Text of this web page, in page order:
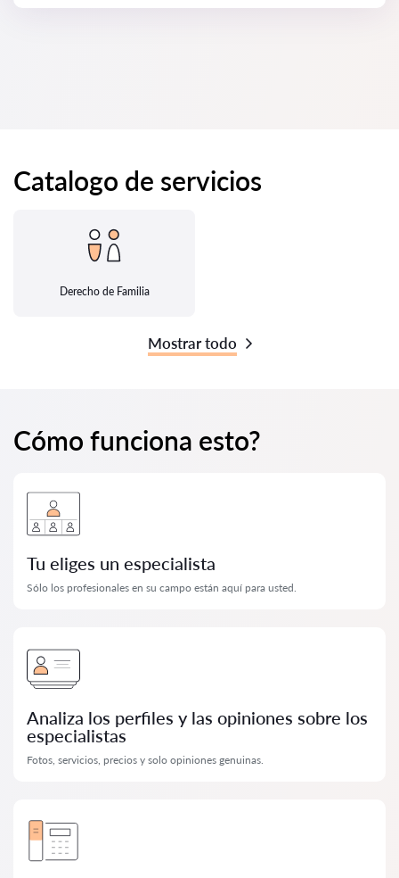
Catalogo de servicios
Derecho de Familia
Mostrar todo
Cómo funciona esto?
Tu eliges un especialista
Sólo los profesionales en su campo están aquí para usted.
Analiza los perfiles y las opiniones sobre los
especialistas
Fotos, servicios, precios y solo opiniones genuinas.